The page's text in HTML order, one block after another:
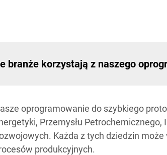
branże korzystają z naszego
oprogramowanie do szybkiego
Przemysłu
Każda z tych dziedzin
produkcyjnych.